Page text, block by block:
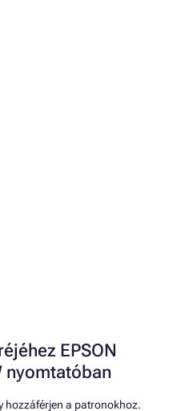
EPSON
nyomtatóban
hozzáférjen a patronokhoz.